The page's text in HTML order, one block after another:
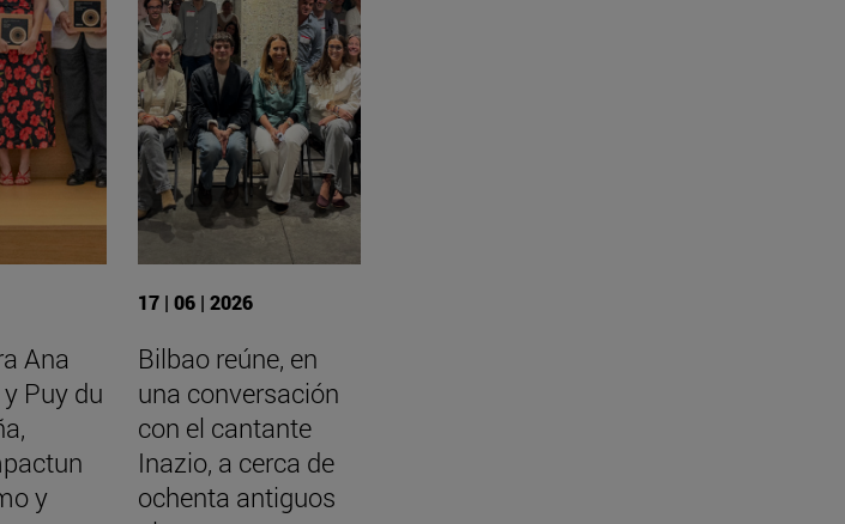
Ana
Puy du
y
17 | 06 | 2026
Bilbao reúne, en
una conversación
con el cantante
Inazio, a cerca de
ochenta antiguos